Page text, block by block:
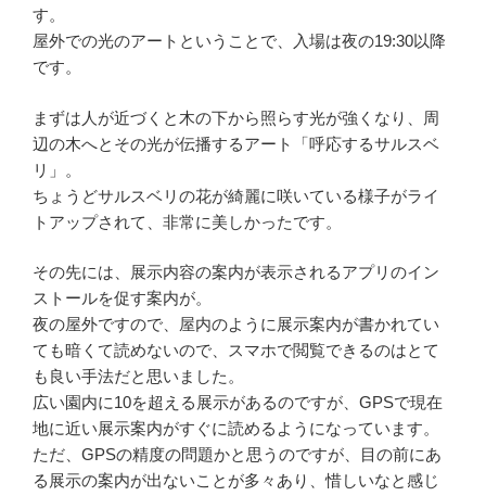
す。
屋外での光のアートということで、入場は夜の19:30以降
です。
まずは人が近づくと木の下から照らす光が強くなり、周
辺の木へとその光が伝播するアート「呼応するサルスベ
リ」。
ちょうどサルスベリの花が綺麗に咲いている様子がライ
トアップされて、非常に美しかったです。
その先には、展示内容の案内が表示されるアプリのイン
ストールを促す案内が。
夜の屋外ですので、屋内のように展示案内が書かれてい
ても暗くて読めないので、スマホで閲覧できるのはとて
も良い手法だと思いました。
広い園内に10を超える展示があるのですが、GPSで現在
地に近い展示案内がすぐに読めるようになっています。
ただ、GPSの精度の問題かと思うのですが、目の前にあ
る展示の案内が出ないことが多々あり、惜しいなと感じ